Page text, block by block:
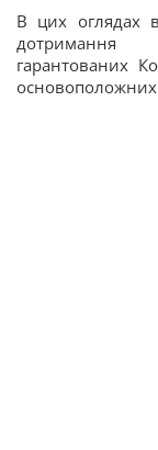
В цих оглядах
дотримання
гарантованих